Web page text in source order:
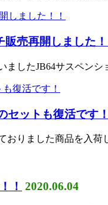
売再開しました！
ましたJB64サスペン
セットも復活です！
おりました商品を
！ 2020.06.04